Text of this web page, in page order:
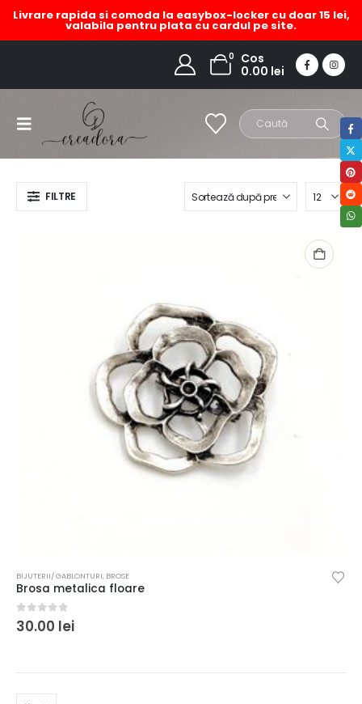
Livrare rapida si comoda la easybox-locker cu doar 15 lei,
valabila pentru plata cu cardul pe site.
0
Cos
0.00 lei
brosa zamac floare
FILTRE
BIJUTERII/ GABLONTURI, BROSE
Brosa metalica floare
0out of 5
30.00 lei